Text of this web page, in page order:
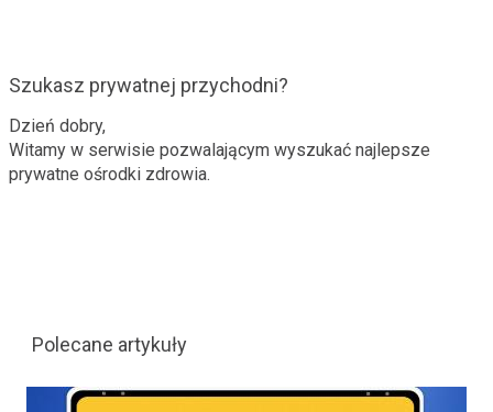
Szukasz prywatnej przychodni?
Dzień dobry,
Witamy w serwisie pozwalającym wyszukać najlepsze
prywatne ośrodki zdrowia.
Polecane artykuły